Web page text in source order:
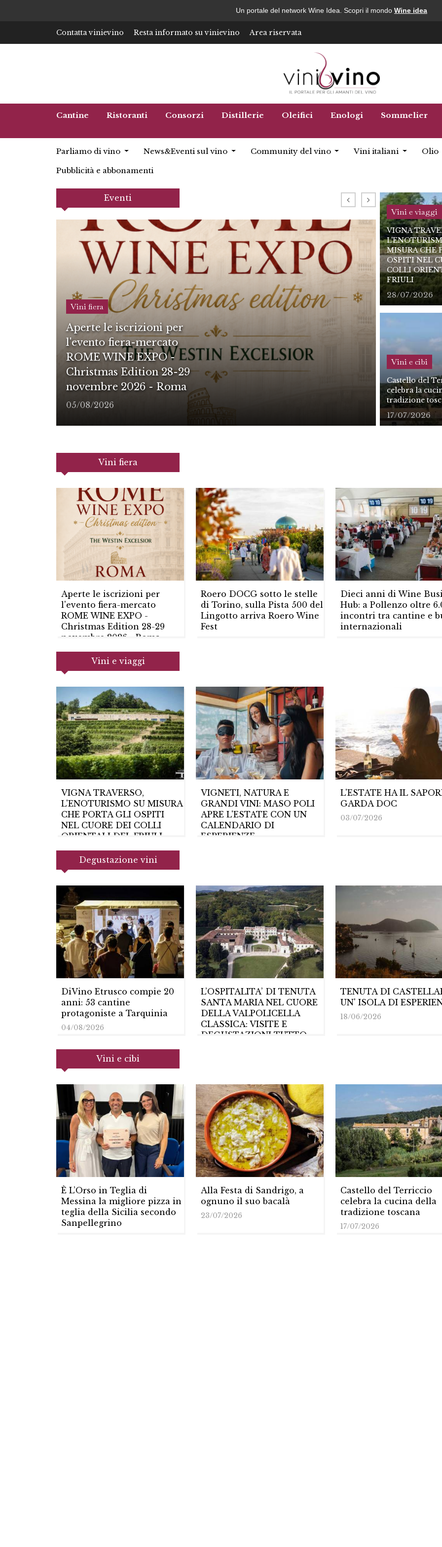
Un portale del network Wine Idea. Scopri il mondo Wine idea
Contatta vinievino Resta informato su vinievino Area riservata
Cantine Ristoranti Consorzi Distillerie Oleifici Enologi Sommelier
Parliamo di vino News&Eventi sul vino Community del vino Vini italiani Olio
Pubblicità e abbonamenti
Eventi
Vini fiera
Aperte le iscrizioni per
l'evento fiera-mercato
ROME WINE EXPO -
Christmas Edition 28-29
novembre 2026 - Roma
05/08/2026
DiVino
anni: 53
04/08/2026
Vini e viaggi
VIGNA
MISURA CHE
OSPITI NEL
COLLI
FRIULI
28/07/2026
Vini e cibi
Castello del
celebra la
tradizione
17/07/2026
Vini fiera
Aperte le iscrizioni per
l'evento fiera-mercato
ROME WINE EXPO -
Christmas Edition 28-29
novembre 2026 - Roma
05/08/2026
Roero DOCG sotto le stelle
di Torino, sulla Pista 500 del
Lingotto arriva Roero Wine
Fest
Dieci anni di Wine
Hub: a Pollenzo oltre
incontri tra cantine e
internazionali
Vini e viaggi
VIGNA TRAVERSO,
L'ENOTURISMO SU MISURA
CHE PORTA GLI OSPITI
NEL CUORE DEI COLLI
ORIENTALI DEL FRIULI
28/07/2026
VIGNETI, NATURA E
GRANDI VINI: MASO POLI
APRE L'ESTATE CON UN
CALENDARIO DI
ESPERIENZE
L'ESTATE HA IL
GARDA DOC
03/07/2026
Degustazione vini
DiVino Etrusco compie 20
anni: 53 cantine
protagoniste a Tarquinia
04/08/2026
L’OSPITALITA’ DI TENUTA
SANTA MARIA NEL CUORE
DELLA VALPOLICELLA
CLASSICA: VISITE E
DEGUSTAZIONI TUTTO
TENUTA DI
UN' ISOLA DI
18/06/2026
Vini e cibi
È L’Orso in Teglia di
Messina la migliore pizza in
teglia della Sicilia secondo
Sanpellegrino
Alla Festa di Sandrigo, a
ognuno il suo bacalà
23/07/2026
Castello del Terriccio
celebra la cucina della
tradizione toscana
17/07/2026